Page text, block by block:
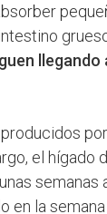
llegando
el hígado
semanas
en la semana